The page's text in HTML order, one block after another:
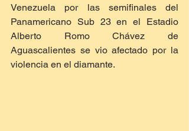
Venezuela por las semifinales del
Panamericano Sub 23 en el Estadio
Alberto Romo Chávez de
Aguascalientes se vio afectado por la
violencia en el diamante.